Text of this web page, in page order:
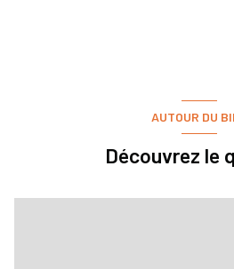
AUTOUR DU
Découvrez le